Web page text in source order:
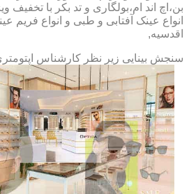
بن،اچ اند ام،بولگاری و تد بکر با
انواع عینک آفتابی و طبی و انواع فریم
اقدسیه,
سنجش بینایی زیر نظر کارشناس